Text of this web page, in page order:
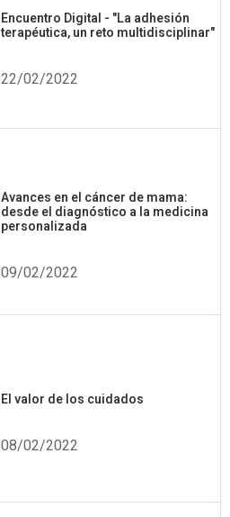
Encuentro Digital - "La adhesión
terapéutica, un reto multidisciplinar"
22/02/2022
Avances en el cáncer de mama:
desde el diagnóstico a la medicina
personalizada
09/02/2022
El valor de los cuidados
08/02/2022